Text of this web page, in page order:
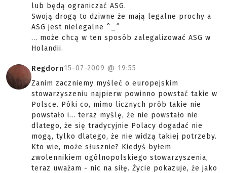
lub będą ograniczać ASG.
Swoją drogą to dziwne że mają legalne prochy a
ASG jest nielegalne ^_^
... może chcą w ten sposób zalegalizować ASG w
Holandii.
Regdorn15-07-2009 @ 19:55
Zanim zaczniemy myśleć o europejskim
stowarzyszeniu najpierw powinno powstać takie w
Polsce. Póki co, mimo licznych prób takie nie
powstało i... teraz myślę, że nie powstało nie
dlatego, że się tradycyjnie Polacy dogadać nie
mogą, tylko dlatego, że nie widzą takiej potrzeby.
Kto wie, może słusznie? Kiedyś byłem
zwolennikiem ogólnopolskiego stowarzyszenia,
teraz uważam - nic na siłę. Życie pokazuje, że jako